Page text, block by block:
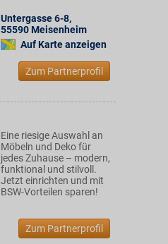
Untergasse 6-8,
55590 Meisenheim
Auf Karte anzeigen
Zum Partnerprofil
Eine riesige Auswahl an
Möbeln und Deko für
jedes Zuhause – modern,
funktional und stilvoll.
Jetzt einrichten und mit
BSW-Vorteilen sparen!
Zum Partnerprofil